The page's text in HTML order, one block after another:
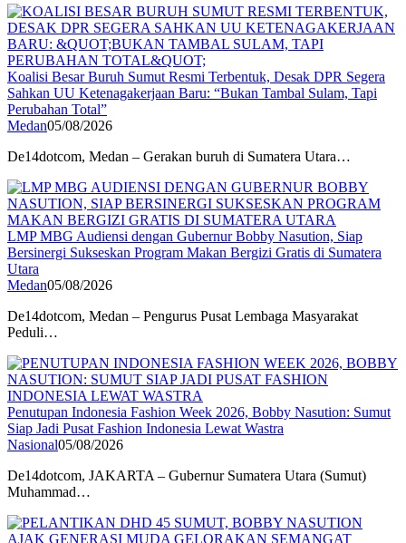
Koalisi Besar Buruh Sumut Resmi Terbentuk, Desak DPR Segera
Sahkan UU Ketenagakerjaan Baru: “Bukan Tambal Sulam, Tapi
Perubahan Total”
Medan05/08/2026
De14dotcom, Medan – Gerakan buruh di Sumatera Utara…
LMP MBG Audiensi dengan Gubernur Bobby Nasution, Siap
Bersinergi Sukseskan Program Makan Bergizi Gratis di Sumatera
Utara
Medan05/08/2026
De14dotcom, Medan – Pengurus Pusat Lembaga Masyarakat
Peduli…
Penutupan Indonesia Fashion Week 2026, Bobby Nasution: Sumut
Siap Jadi Pusat Fashion Indonesia Lewat Wastra
Nasional05/08/2026
De14dotcom, JAKARTA – Gubernur Sumatera Utara (Sumut)
Muhammad…